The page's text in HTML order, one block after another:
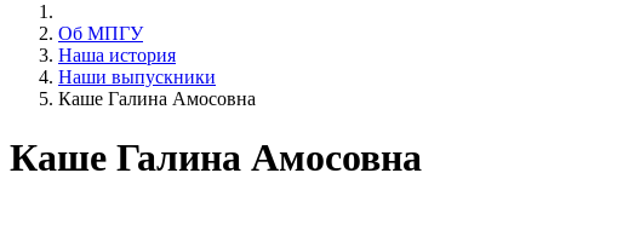
Об МПГУ
Наша история
Наши выпускники
Каше Галина Амосовна
Каше Галина Амосовна